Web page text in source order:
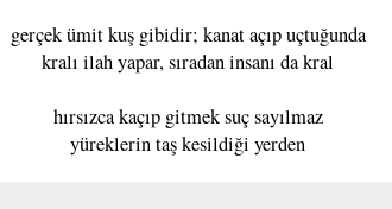
gerçek ümit kuş gibidir; kanat açıp uçtuğunda
kralı ilah yapar, sıradan insanı da kral
hırsızca kaçıp gitmek suç sayılmaz
yüreklerin taş kesildiği yerden